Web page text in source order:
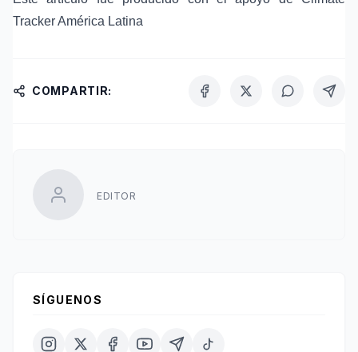
Tracker América Latina
COMPARTIR:
EDITOR
SÍGUENOS